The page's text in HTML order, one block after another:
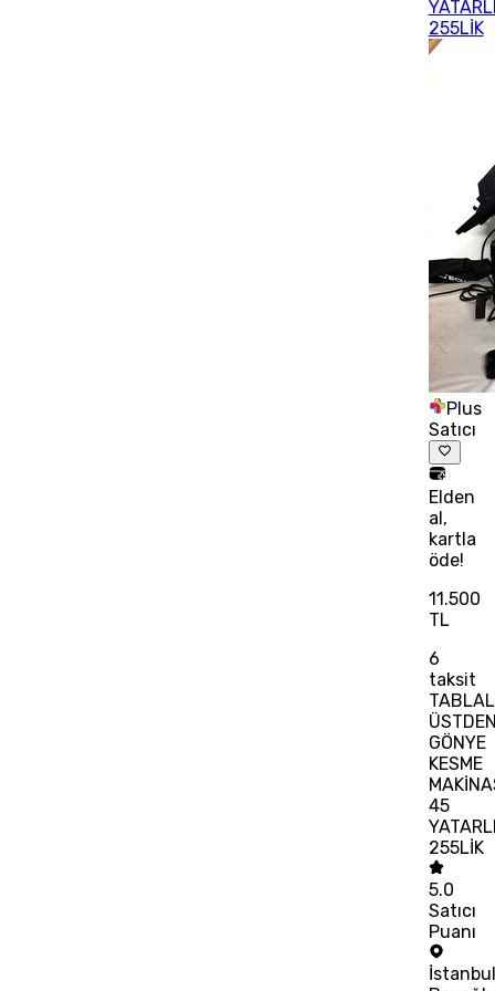
255LİK
Plus
Satıcı
Elden
al,
kartla
öde!
11.500
TL
6
taksit
GÖNYE
KESME
45
255LİK
5.0
Satıcı
Puanı
İstanbul